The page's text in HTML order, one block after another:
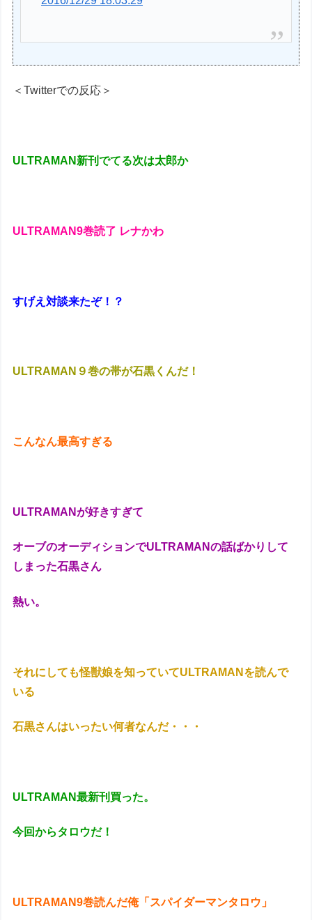
＜Twitterでの反応＞
ULTRAMAN新刊でてる次は太郎か
ULTRAMAN9巻読了 レナかわ
すげえ対談来たぞ！？
ULTRAMAN９巻の帯が石黒くんだ！
こんなん最高すぎる
ULTRAMANが好きすぎて
オーブのオーディションでULTRAMANの話ばかりして
しまった石黒さん
熱い。
それにしても怪獣娘を知っていてULTRAMANを読んで
いる
石黒さんはいったい何者なんだ・・・
ULTRAMAN最新刊買った。
今回からタロウだ！
ULTRAMAN9巻読んだ俺「スパイダーマンタロウ」